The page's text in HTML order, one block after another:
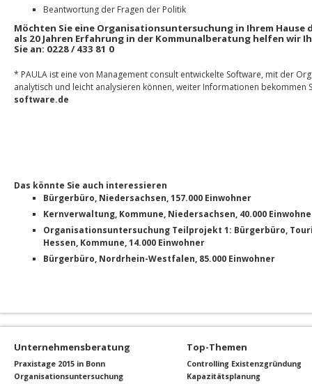
Beantwortung der Fragen der Politik
Möchten Sie eine Organisationsuntersuchung in Ihrem Hause
als 20 Jahren Erfahrung in der Kommunalberatung helfen wir
Sie an: 0228 / 433 81 0
* PAULA ist eine von Management consult entwickelte Software, mit der
analytisch und leicht analysieren können, weiter Informationen bekommen
software.de
Das könnte Sie auch interessieren
Bürgerbüro, Niedersachsen, 157.000 Einwohner
Kernverwaltung, Kommune, Niedersachsen, 40.000
Organisationsuntersuchung Teilprojekt 1: Bürgerbüro,
Hessen, Kommune, 14.000 Einwohner
Bürgerbüro, Nordrhein-Westfalen, 85.000 Einwohner
Unternehmensberatung
Praxistage 2015 in Bonn
Organisationsuntersuchung
Top-Themen
Controlling Existenzgründung
Kapazitätsplanung